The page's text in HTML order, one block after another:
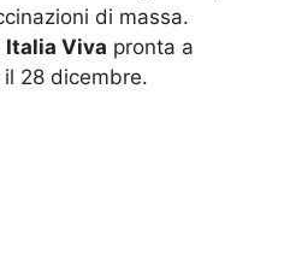
di massa.
Italia Viva pronta a
il 28 dicembre.